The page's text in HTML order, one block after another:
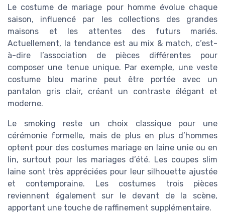
Le costume de mariage pour homme évolue chaque
saison, influencé par les collections des grandes
maisons et les attentes des futurs mariés.
Actuellement, la tendance est au mix & match, c’est-
à-dire l’association de pièces différentes pour
composer une tenue unique. Par exemple, une veste
costume bleu marine peut être portée avec un
pantalon gris clair, créant un contraste élégant et
moderne.
Le smoking reste un choix classique pour une
cérémonie formelle, mais de plus en plus d’hommes
optent pour des costumes mariage en laine unie ou en
lin, surtout pour les mariages d’été. Les coupes slim
laine sont très appréciées pour leur silhouette ajustée
et contemporaine. Les costumes trois pièces
reviennent également sur le devant de la scène,
apportant une touche de raffinement supplémentaire.